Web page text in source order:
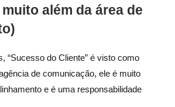
além da área de
“Sucesso do Cliente” é visto como
de comunicação, ele é muito
e é uma responsabilidade